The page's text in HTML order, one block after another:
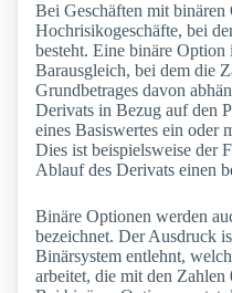
Bei Geschäften mit binären
Hochrisikogeschäfte, bei
besteht. Eine binäre
Barausgleich, bei dem die
Grundbetrages davon
Derivats in Bezug auf den
eines Basiswertes ein oder
Dies ist beispielsweise der
Ablauf des Derivats einen
Binäre Optionen werden
bezeichnet. Der Ausdruck
Binärsystem entlehnt,
arbeitet, die mit den